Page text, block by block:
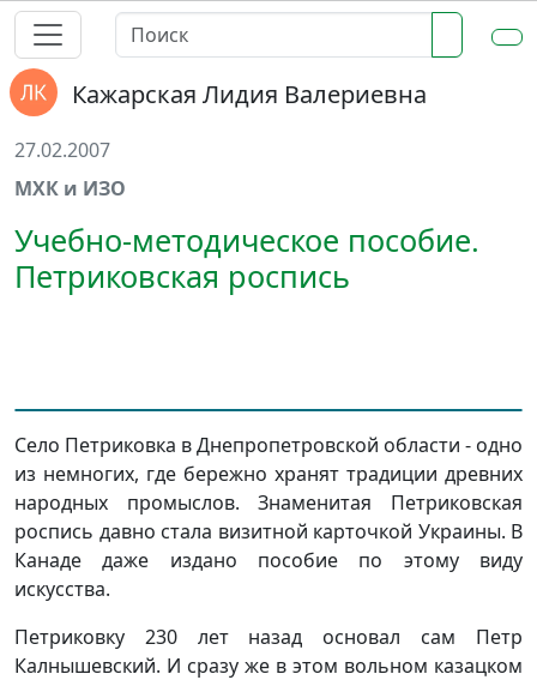
Кажарская Лидия Валериевна
27.02.2007
МХК и ИЗО
Учебно-методическое пособие.
Петриковская роспись
Село Петриковка в Днепропетровской области - одно
из немногих, где бережно хранят традиции древних
народных промыслов. Знаменитая Петриковская
роспись давно стала визитной карточкой Украины. В
Канаде даже издано пособие по этому виду
искусства.
Петриковку 230 лет назад основал сам Петр
Калнышевский. И сразу же в этом вольном казацком